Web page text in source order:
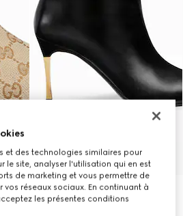
Bottes Bombshell pour femme
et des technologies similaires pour
le site, analyser l'utilisation qui en est
de marketing et vous permettre de
vos réseaux sociaux. En continuant à
les présentes conditions